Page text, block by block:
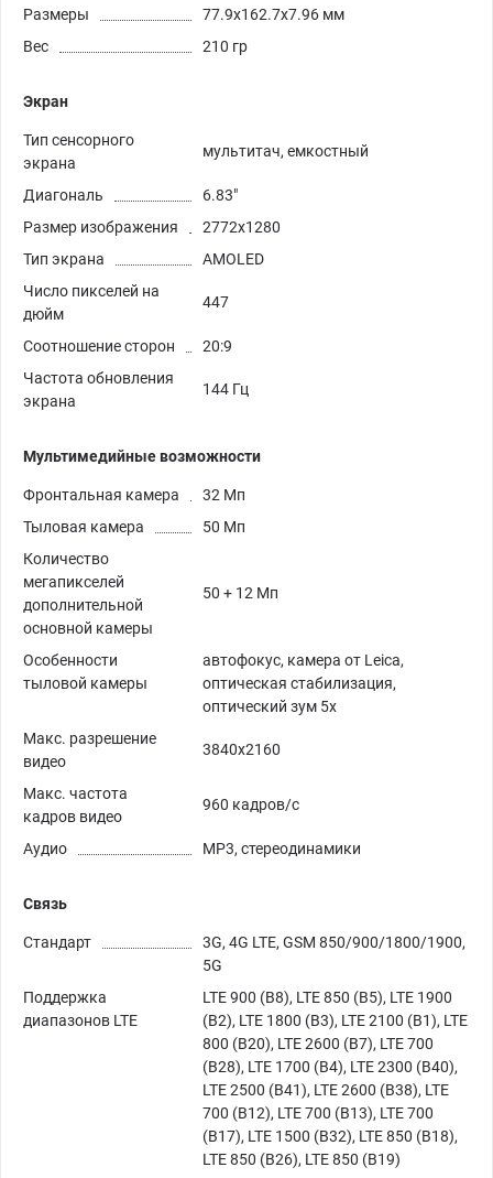
Размеры
77.9x162.7x7.96 мм
Вес
210 гр
Экран
Тип сенсорного
экрана
мультитач, емкостный
Диагональ
6.83"
Размер изображения
2772x1280
Тип экрана
AMOLED
Число пикселей на
дюйм
447
Соотношение сторон
20:9
Частота обновления
экрана
144 Гц
Мультимедийные возможности
Фронтальная камера
32 Мп
Тыловая камера
50 Мп
Количество
мегапикселей
дополнительной
основной камеры
50 + 12 Мп
Особенности
тыловой камеры
автофокус, камера от Leica,
оптическая стабилизация,
оптический зум 5x
Макс. разрешение
видео
3840x2160
Макс. частота
кадров видео
960 кадров/с
Аудио MP3, стереодинамики
Связь
Стандарт
3G, 4G LTE, GSM 850/900/1800/1900,
5G
Поддержка
диапазонов LTE
LTE 900 (B8), LTE 850 (B5), LTE 1900
(B2), LTE 1800 (B3), LTE 2100 (B1), LTE
800 (B20), LTE 2600 (B7), LTE 700
(B28), LTE 1700 (B4), LTE 2300 (B40),
LTE 2500 (B41), LTE 2600 (B38), LTE
700 (B12), LTE 700 (B13), LTE 700
(B17), LTE 1500 (B32), LTE 850 (B18),
LTE 850 (B26), LTE 850 (B19)